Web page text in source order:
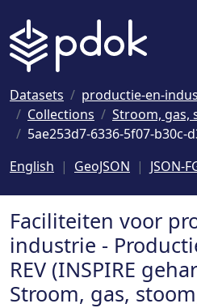
Datasets
productie-en-
Collections
Stroom, gas,
5ae253d7-6336-5f07-b30c-
English
GeoJSON JSON-
Faciliteiten voor
industrie -
REV (INSPIRE
Stroom, gas,